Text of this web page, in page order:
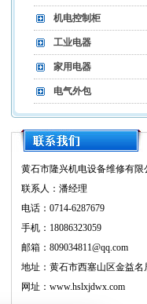
机电控制柜
工业电器
家用电器
电气外包
黄石市隆兴机电设备维修有限
联系人：潘经理
电话：0714-6287679
手机：18086323059
邮箱：809034811@qq.com
地址：黄石市西塞山区金益名
网址：www.hslxjdwx.com